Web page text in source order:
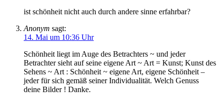
ist schönheit nicht auch durch andere sinne erfahrbar?
Anonym sagt:
14. Mai um 10:36 Uhr
Schönheit liegt im Auge des Betrachters ~ und jeder
Betrachter sieht auf seine eigene Art ~ Art = Kunst; Kunst des
Sehens ~ Art : Schönheit ~ eigene Art, eigene Schönheit –
jeder für sich gemäß seiner Individualität. Welch Genuss
deine Bilder ! Danke.